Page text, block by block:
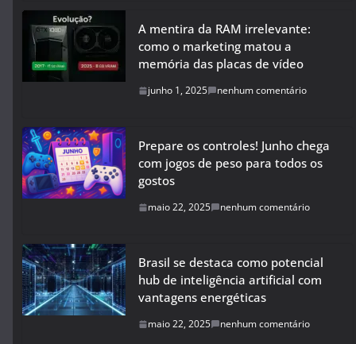
A mentira da RAM irrelevante:
como o marketing matou a
memória das placas de vídeo
junho 1, 2025 nenhum comentário
Prepare os controles! Junho chega
com jogos de peso para todos os
gostos
maio 22, 2025 nenhum comentário
Brasil se destaca como potencial
hub de inteligência artificial com
vantagens energéticas
maio 22, 2025 nenhum comentário